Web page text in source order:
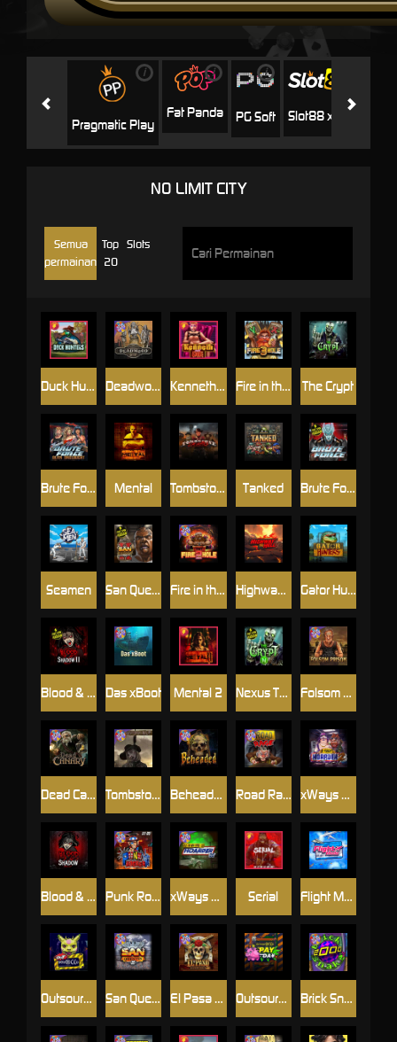
i
Pragmatic Play
i
Fat Panda
i
PG Soft Slot88 x PP
NO LIMIT CITY
Semua
permainan
Top
20
Slots
Seamen
Duck Hunters Fire in the Hole 3
Highway to Hell
Brute Force
Mental 2
Tombstone Slaughter
San Quentin 2: Death Row
Blood & Shadow
Blood & Shadow 2
Mental
The Crypt
Outsourced
Punk Rocker 2
Deadwood R.I.P
Beheaded
Brute Force: Alien Onslaught
Nexus The Crypt
Gator Hunters
Kenneth Must Die
Tombstone RIP
Fire in the Hole 2
Outsourced: Payday
Tanked
Folsom Prison
Das xBoot
Road Rage xWays Hoarder 2
El Pasa Gunfight xNudge Brick Snake 2000
Flight Mode
San Quentin xWays
Serial
Dead Canary
xWays Hoarder xSplit